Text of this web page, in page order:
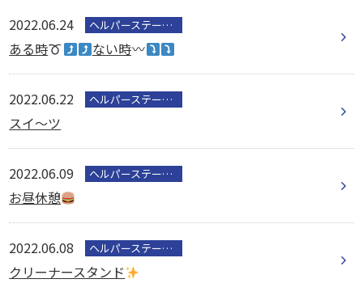
2022.06.24 ヘルパーステーション
ある時 ない時
2022.06.22 ヘルパーステーション
スイ～ツ
2022.06.09 ヘルパーステーション
お昼休憩
2022.06.08 ヘルパーステーション
クリーナースタンド